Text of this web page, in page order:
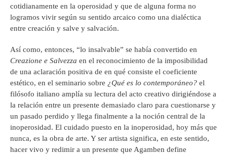
cotidianamente en la operosidad y que de alguna forma no
logramos vivir según su sentido arcaico como una dialéctica
entre creación y salve y salvación.
Así como, entonces, “lo insalvable” se había convertido en
Creazione e Salvezza en el reconocimiento de la imposibilidad
de una aclaración positiva de en qué consiste el coeficiente
estético, en el seminario sobre ¿Qué es lo contemporáneo? el
filósofo italiano amplía su lectura del acto creativo dirigiéndose a
la relación entre un presente demasiado claro para cuestionarse y
un pasado perdido y llega finalmente a la noción central de la
inoperosidad. El cuidado puesto en la inoperosidad, hoy más que
nunca, es la obra de arte. Y ser artista significa, en este sentido,
hacer vivo y redimir a un presente que Agamben define